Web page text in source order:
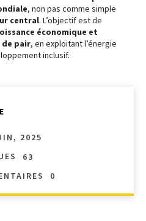
, non pas comme simple
central. L’objectif est de
économique et
pair, en exploitant l’énergie
inclusif.
2025
63
0